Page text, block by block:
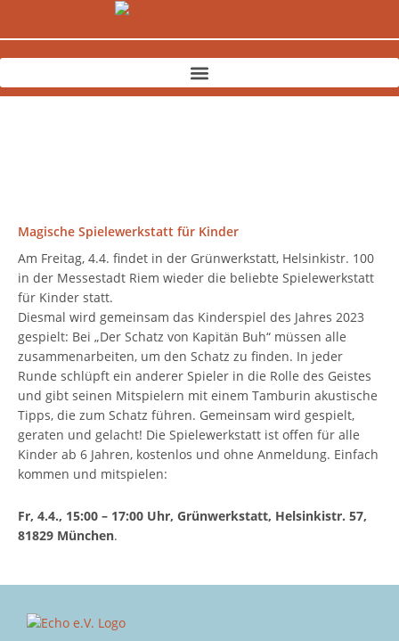
Magische Spielewerkstatt für Kinder
Am Freitag, 4.4. findet in der Grünwerkstatt, Helsinkistr. 100
in der Messestadt Riem wieder die beliebte Spielewerkstatt
für Kinder statt.
Diesmal wird gemeinsam das Kinderspiel des Jahres 2023
gespielt: Bei „Der Schatz von Kapitän Buh“ müssen alle
zusammenarbeiten, um den Schatz zu finden. In jeder
Runde schlüpft ein anderer Spieler in die Rolle des Geistes
und gibt seinen Mitspielern mit einem Tamburin akustische
Tipps, die zum Schatz führen. Gemeinsam wird gespielt,
geraten und gelacht! Die Spielewerkstatt ist offen für alle
Kinder ab 6 Jahren, kostenlos und ohne Anmeldung. Einfach
kommen und mitspielen:
Fr, 4.4., 15:00 – 17:00 Uhr, Grünwerkstatt, Helsinkistr. 57,
81829 München.